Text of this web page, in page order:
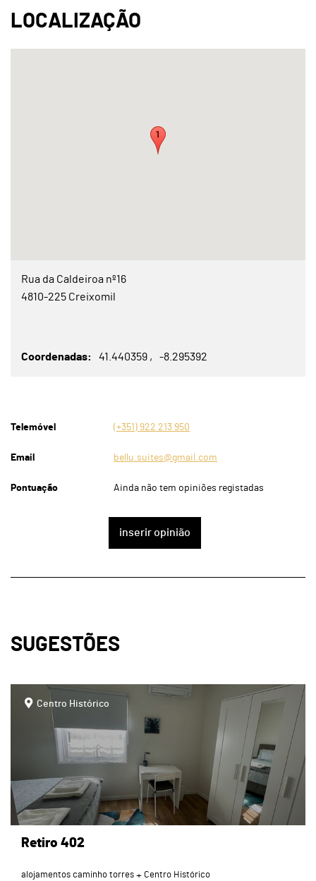
Rua da Caldeiroa nº16
4810-225 Creixomil
Coordenadas 41.440359 -8.295392
Telemóvel (+351) 922 213 950
Email bellu.suites@gmail.com
Pontuação Ainda não tem opiniões registadas
inserir opinião
SUGESTÕES
Centro Histórico
Retiro 402
alojamentos caminho torres Centro Histórico